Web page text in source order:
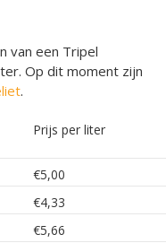
van een Tripel
Op dit moment zijn
.
Prijs per liter
€5,00
€4,33
€5,66